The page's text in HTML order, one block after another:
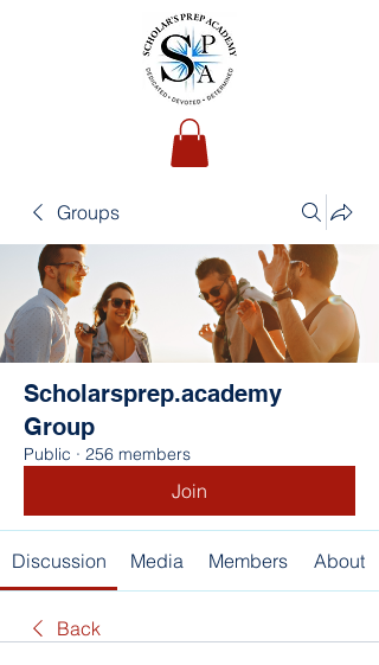
Groups
Scholarsprep.academy
Group
Public · 256 members
Join
Discussion Media Members About
Back